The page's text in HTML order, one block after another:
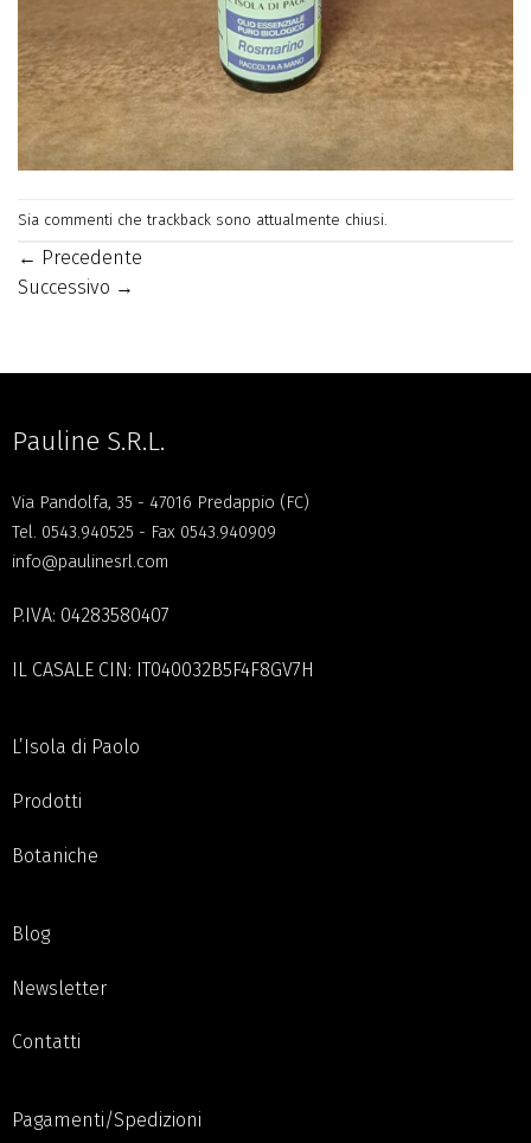
Sia commenti che trackback sono attualmente chiusi.
← Precedente
Successivo →
Pauline S.R.L.
Via Pandolfa, 35 - 47016 Predappio (FC)
Tel. 0543.940525 - Fax 0543.940909
info@paulinesrl.com
P.IVA: 04283580407
IL CASALE CIN: IT040032B5F4F8GV7H
L’Isola di Paolo
Prodotti
Botaniche
Blog
Newsletter
Contatti
Pagamenti/Spedizioni